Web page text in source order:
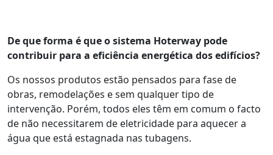
De que forma é que o sistema Hoterway pode
contribuir para a eficiência energética dos edifícios?
Os nossos produtos estão pensados para fase de
obras, remodelações e sem qualquer tipo de
intervenção. Porém, todos eles têm em comum o facto
de não necessitarem de eletricidade para aquecer a
água que está estagnada nas tubagens.